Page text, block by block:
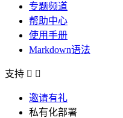
专题频道
帮助中心
使用手册
Markdown语法
支持  
邀请有礼
私有化部署